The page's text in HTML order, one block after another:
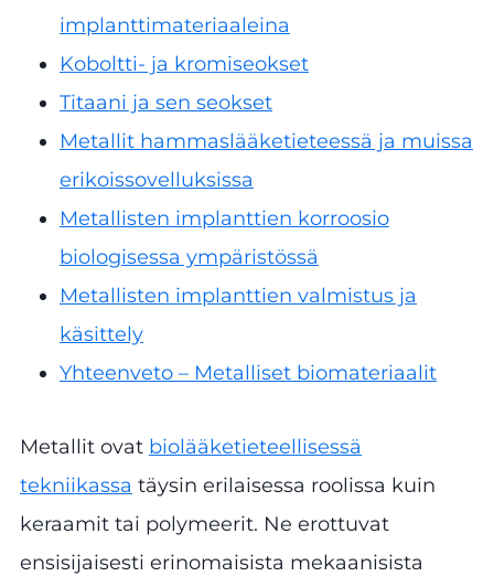
implanttimateriaaleina
Koboltti- ja kromiseokset
Titaani ja sen seokset
Metallit hammaslääketieteessä ja muissa
erikoissovelluksissa
Metallisten implanttien korroosio
biologisessa ympäristössä
Metallisten implanttien valmistus ja
käsittely
Yhteenveto – Metalliset biomateriaalit
Metallit ovat biolääketieteellisessä
tekniikassa täysin erilaisessa roolissa kuin
keraamit tai polymeerit. Ne erottuvat
ensisijaisesti erinomaisista mekaanisista